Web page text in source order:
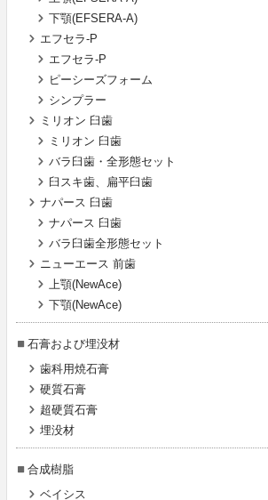
下顎(EFSERA-A)
エフセラ-P
エフセラ-P
ピーシーズフォーム
シンプラー
ミリオン 臼歯
ミリオン 臼歯
バラ臼歯・全形態セット
臼スキ歯、扁平臼歯
ナパース 臼歯
ナパース 臼歯
バラ臼歯全形態セット
ニューエース 前歯
上顎(NewAce)
下顎(NewAce)
石膏および埋没材
歯科用焼石膏
硬質石膏
超硬質石膏
埋没材
合成樹脂
ベイシス